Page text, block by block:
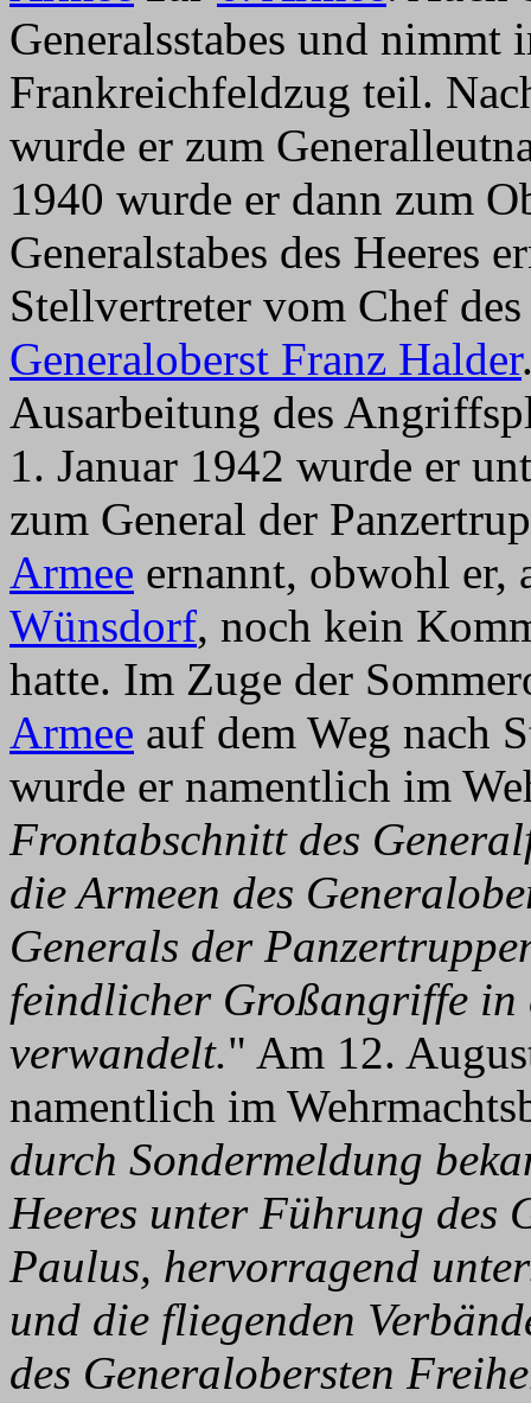
Generalsstabes und nimmt
Frankreichfeldzug teil.
wurde er zum
1940 wurde er dann zum
Generalstabes des Heeres
Stellvertreter vom Chef des
Generaloberst Franz Halder
Ausarbeitung des
1. Januar 1942 wurde er
zum General der
Armee ernannt, obwohl er,
Wünsdorf, noch kein
hatte. Im Zuge der
Armee auf dem Weg nach
wurde er namentlich im
Frontabschnitt des
die Armeen des
Generals der
feindlicher Großangriffe in
verwandelt." Am 12.
namentlich im
durch Sondermeldung
Heeres unter Führung des
Paulus, hervorragend
und die fliegenden
des Generalobersten